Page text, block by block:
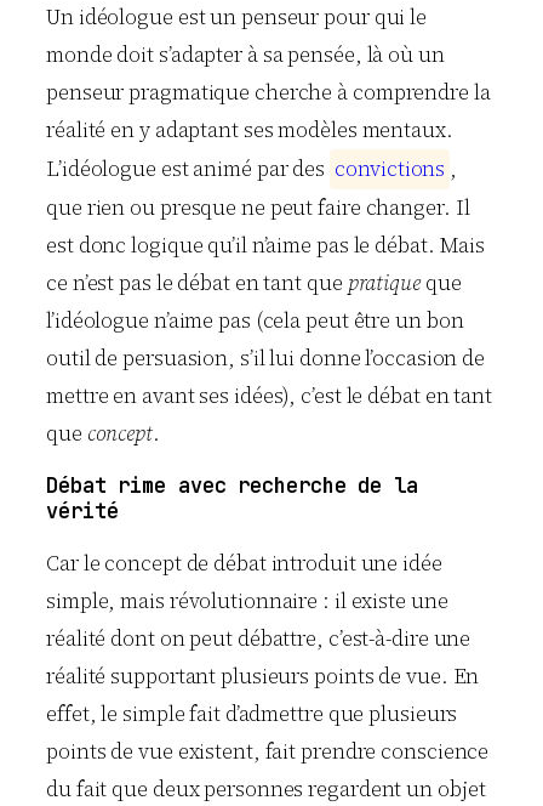
Un idéologue est un penseur pour qui le
monde doit s’adapter à sa pensée, là où un
penseur pragmatique cherche à comprendre la
réalité en y adaptant ses modèles mentaux.
L’idéologue est animé par des convictions ,
que rien ou presque ne peut faire changer. Il
est donc logique qu’il n’aime pas le débat. Mais
ce n’est pas le débat en tant que pratiqueque
l’idéologue n’aime pas (cela peut être un bon
outil de persuasion, s’il lui donne l’occasion de
mettre en avant ses idées), c’est le débat en tant
que concept.
Débat rime avec recherche de la
vérité
Car le concept de débat introduit une idée
simple, mais révolutionnaire : il existe une
réalité dont on peut débattre, c’est-à-dire une
réalité supportant plusieurs points de vue. En
effet, le simple fait d’admettre que plusieurs
points de vue existent, fait prendre conscience
du fait que deux personnes regardent un objet